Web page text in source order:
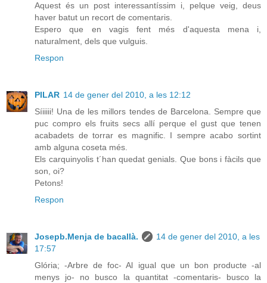
Aquest és un post interessantíssim i, pelque veig, deus
haver batut un recort de comentaris.
Espero que en vagis fent més d'aquesta mena i,
naturalment, dels que vulguis.
Respon
PILAR 14 de gener del 2010, a les 12:12
Síiiiii! Una de les millors tendes de Barcelona. Sempre que
puc compro els fruits secs allí perque el gust que tenen
acabadets de torrar es magnific. I sempre acabo sortint
amb alguna coseta més.
Els carquinyolis t´han quedat genials. Que bons i fàcils que
son, oi?
Petons!
Respon
Josepb.Menja de bacallà.
14 de gener del 2010, a les
17:57
Glória; -Arbre de foc- Al igual que un bon producte -al
menys jo- no busco la quantitat -comentaris- busco la